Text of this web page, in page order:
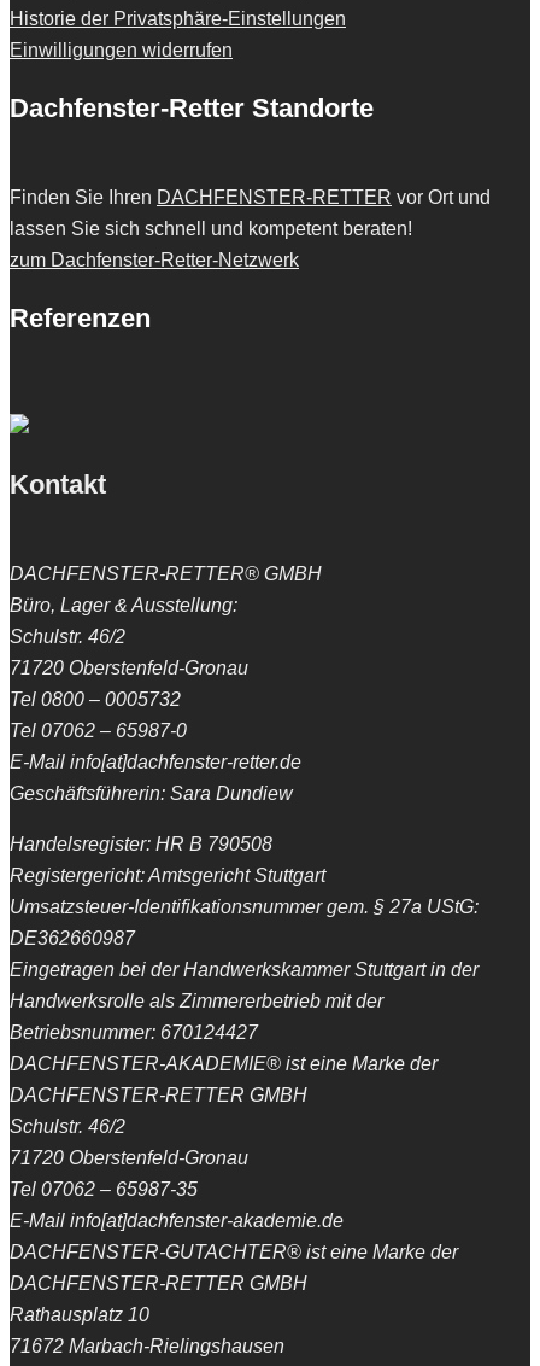
Historie der Privatsphäre-Einstellungen
Einwilligungen widerrufen
Dachfenster-Retter Standorte
Finden Sie Ihren DACHFENSTER-RETTER vor Ort und
lassen Sie sich schnell und kompetent beraten!
zum Dachfenster-Retter-Netzwerk
Referenzen
Kontakt
DACHFENSTER-RETTER® GMBH
Büro, Lager & Ausstellung:
Schulstr. 46/2
71720 Oberstenfeld-Gronau
Tel 0800 – 0005732
Tel 07062 – 65987-0
E-Mail info[at]dachfenster-retter.de
Geschäftsführerin: Sara Dundiew
Handelsregister: HR B 790508
Registergericht: Amtsgericht Stuttgart
Umsatzsteuer-Identifikationsnummer gem. § 27a UStG:
DE362660987
Eingetragen bei der Handwerkskammer Stuttgart in der
Handwerksrolle als Zimmererbetrieb mit der
Betriebsnummer: 670124427
DACHFENSTER-AKADEMIE® ist eine Marke der
DACHFENSTER-RETTER GMBH
Schulstr. 46/2
71720 Oberstenfeld-Gronau
Tel 07062 – 65987-35
E-Mail info[at]dachfenster-akademie.de
DACHFENSTER-GUTACHTER® ist eine Marke der
DACHFENSTER-RETTER GMBH
Rathausplatz 10
71672 Marbach-Rielingshausen